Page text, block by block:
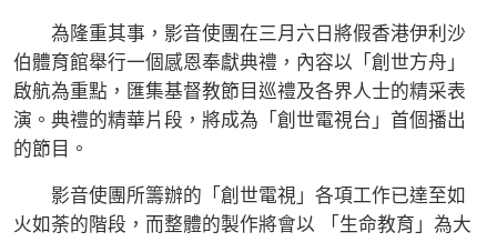
為隆重其事，影音使團在三月六日將假香港伊利沙
伯體育館舉行一個感恩奉獻典禮，內容以「創世方舟」
啟航為重點，匯集基督教節目巡禮及各界人士的精采表
演。典禮的精華片段，將成為「創世電視台」首個播出
的節目。
影音使團所籌辦的「創世電視」各項工作已達至如
火如荼的階段，而整體的製作將會以 「生命教育」為大